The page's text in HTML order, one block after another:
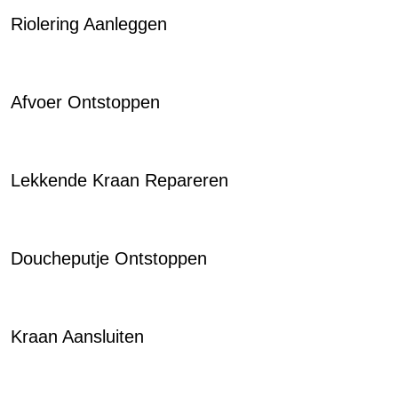
Riolering Aanleggen
Afvoer Ontstoppen
Lekkende Kraan Repareren
Doucheputje Ontstoppen
Kraan Aansluiten